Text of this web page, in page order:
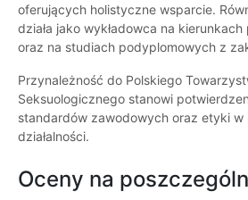
oferujących holistyczne wsparcie.
działa jako wykładowca na
oraz na studiach podyplomowych z
Przynależność do Polskiego
Seksuologicznego stanowi
standardów zawodowych oraz etyki w
działalności.
Oceny na